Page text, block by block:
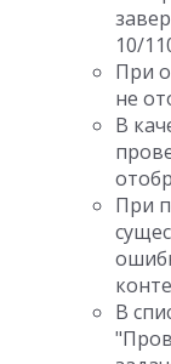
10/
При
не
В
При
В